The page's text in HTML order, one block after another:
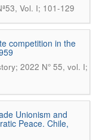
Vol. I; 101-129
competition in the
2022 N° 55, vol. I;
Unionism and
Peace. Chile,